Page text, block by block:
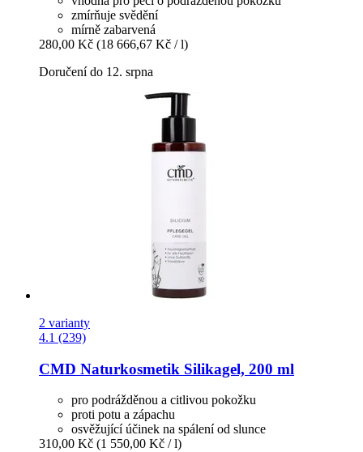
zmírňuje svědění
mírně zabarvená
280,00 Kč (18 666,67 Kč / l)
Doručení do 12. srpna
2 varianty
4.1 (239)
CMD Naturkosmetik Silikagel, 200 ml
pro podrážděnou a citlivou pokožku
proti potu a zápachu
osvěžující účinek na spálení od slunce
310,00 Kč (1 550,00 Kč / l)